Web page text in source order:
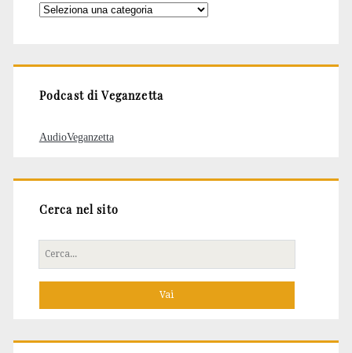
Categorie
Podcast di Veganzetta
AudioVeganzetta
Cerca nel sito
Cerca
per: